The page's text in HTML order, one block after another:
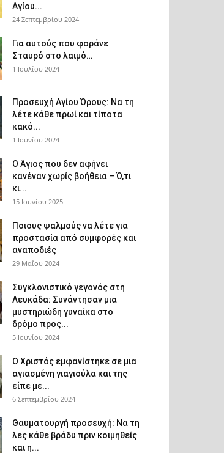
Αγίου...
24 Σεπτεμβρίου 2024
Για αυτούς που φοράνε
Σταυρό στο λαιμό…
1 Ιουλίου 2024
Προσευχή Αγίου Όρους: Να τη
λέτε κάθε πρωί και τίποτα
κακό...
1 Ιουνίου 2024
Ο Άγιος που δεν αφήνει
κανέναν χωρίς βοήθεια – Ό,τι
κι...
15 Ιουνίου 2025
Ποιους ψαλμούς να λέτε για
προστασία από συμφορές και
αναποδιές
29 Μαΐου 2024
Συγκλονιστικό γεγονός στη
Λευκάδα: Συνάντησαν μια
μυστηριώδη γυναίκα στο
δρόμο προς...
5 Ιουνίου 2024
Ο Χριστός εμφανίστηκε σε μια
αγιασμένη γιαγιούλα και της
είπε με...
6 Σεπτεμβρίου 2024
Θαυματουργή προσευχή: Να τη
λες κάθε βράδυ πριν κοιμηθείς
και η...